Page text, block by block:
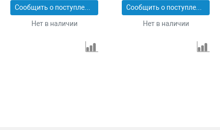
Сообщить о поступлении
Нет в наличии
Сообщить о поступлении
Нет в наличии